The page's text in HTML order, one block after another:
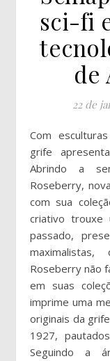
sci-fi
de
22 de
Com esculturas estruturais e golas ampliadas, a
grife
Abrindo a
Roseberry,
com sua
criativo trouxe
passado,
Roseberry não
em suas
imprime uma
originais da
1927,
Seguindo a